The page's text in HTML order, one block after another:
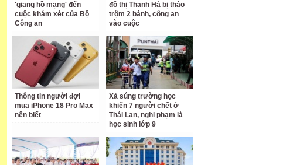
'giang hồ mạng' đến
cuộc khám xét của Bộ
Công an
đô thị Thanh Hà bị tháo
trộm 2 bánh, công an
vào cuộc
Thông tin người đợi
mua iPhone 18 Pro Max
nên biết
Xả súng trường học
khiến 7 người chết ở
Thái Lan, nghi phạm là
học sinh lớp 9